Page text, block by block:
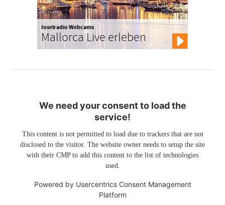
Inselradio Webcams
Mallorca Live erleben
We need your consent to load the
service!
This content is not permitted to load due to trackers that are not
disclosed to the visitor. The website owner needs to setup the site
with their CMP to add this content to the list of technologies
used.
Powered by Usercentrics Consent Management
Platform